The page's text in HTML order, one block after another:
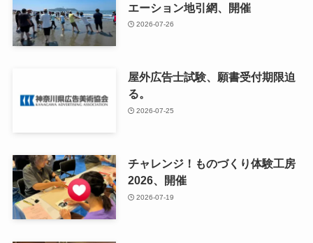
エーション地引網、開催
2026-07-26
屋外広告士試験、願書受付期限迫
る。
2026-07-25
チャレンジ！ものづくり体験工房
2026、開催
2026-07-19